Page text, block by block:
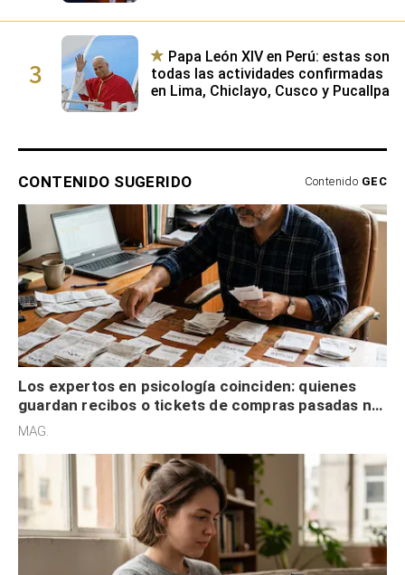
3
Papa León XIV en Perú: estas son
todas las actividades confirmadas
en Lima, Chiclayo, Cusco y Pucallpa
CONTENIDO SUGERIDO Contenido GEC
Los expertos en psicología coinciden: quienes
guardan recibos o tickets de compras pasadas no
son acumuladores, sino que tienen necesidad de
MAG.